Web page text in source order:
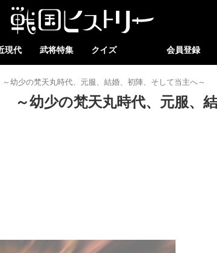
現代 武将特集 クイズ 会員登録
幼少の梵天丸時代、元服、結婚、初陣、そして当主へ～
～幼少の梵天丸時代、元服、結